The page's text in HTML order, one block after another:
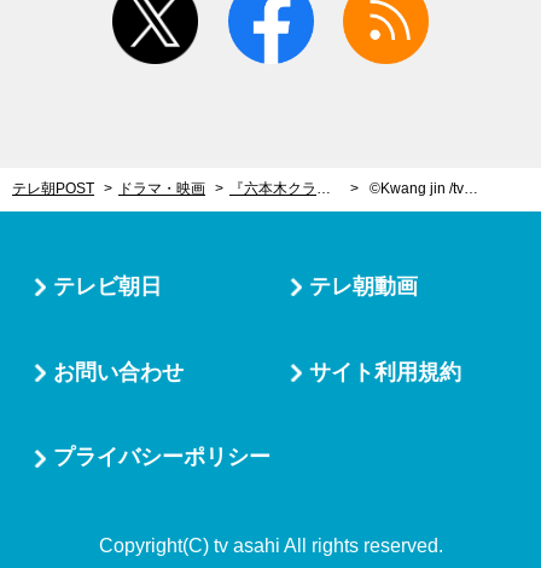
テレ朝POST ドラマ・映画
テレビ朝日 テレ朝動画
お問い合わせ サイト利用規約
プライバシーポリシー
Copyright(C) tv asahi All rights reserved.